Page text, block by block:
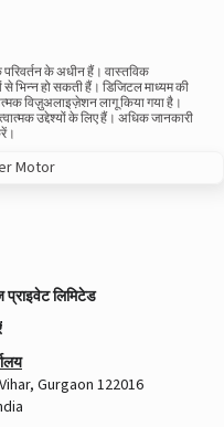
परिवर्तन के अधीन हैं। वास्तविक
भिन्न हो सकती हैं। डिजिटल माध्यम की
विज़ुअलाइज़ेशन लागू किया गया है।
उद्देश्यों के लिए हैं। अधिक जानकारी
Motor
प्राइवेट लिमिटेड
Gurgaon 122016